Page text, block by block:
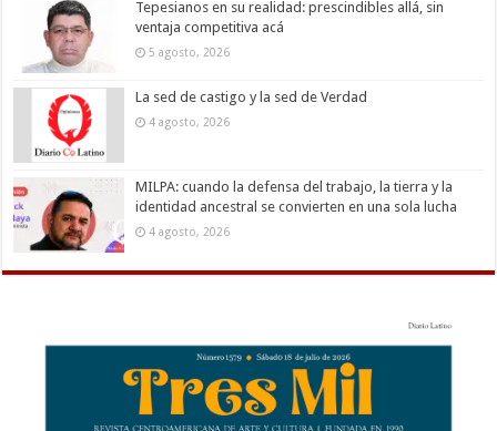
Tepesianos en su realidad: prescindibles allá, sin
ventaja competitiva acá
5 agosto, 2026
La sed de castigo y la sed de Verdad
4 agosto, 2026
MILPA: cuando la defensa del trabajo, la tierra y la
identidad ancestral se convierten en una sola lucha
4 agosto, 2026